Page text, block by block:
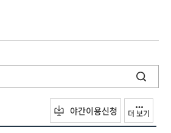
야간이용신청 더 보기